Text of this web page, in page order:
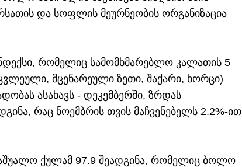
და სოფლის მეურნეობის ორგანიზაცია
რომელიც სამომხმარებლო კალათის 5
მცენარეული ზეთი, შაქარი, ხორცი)
ასახავს - დეკემბერში, ზრდას
რაც ნოემბრის თვის მაჩვენებელს 2.2%-ით
ქულამ 97.9 შეადგინა, რომელიც ბოლო